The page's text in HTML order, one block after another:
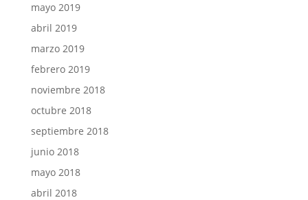
mayo 2019
abril 2019
marzo 2019
febrero 2019
noviembre 2018
octubre 2018
septiembre 2018
junio 2018
mayo 2018
abril 2018